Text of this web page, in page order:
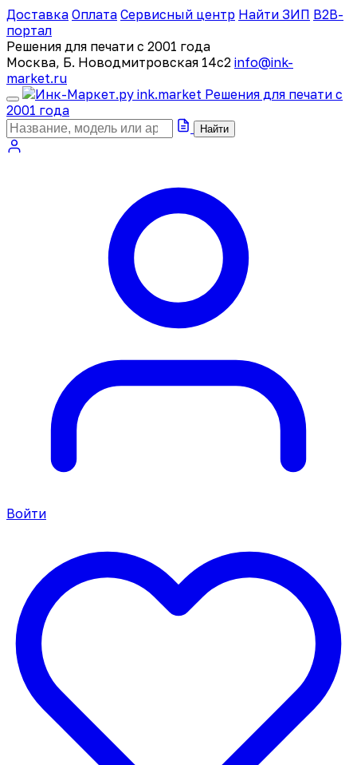
Доставка Оплата Сервисный центр Найти ЗИП B2B-
портал
Решения для печати с 2001 года
Москва, Б. Новодмитровская 14с2 info@ink-
market.ru
ink.market Решения для печати с
2001 года
Найти
Войти